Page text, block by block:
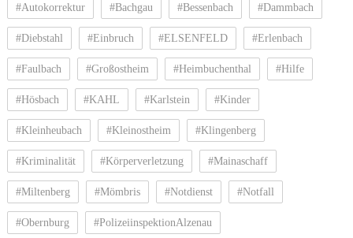
#Autokorrektur #Bachgau #Bessenbach #Dammbach
#Diebstahl #Einbruch #ELSENFELD #Erlenbach
#Faulbach #Großostheim #Heimbuchenthal #Hilfe
#Hösbach #KAHL #Karlstein #Kinder
#Kleinheubach #Kleinostheim #Klingenberg
#Kriminalität #Körperverletzung #Mainaschaff
#Miltenberg #Mömbris #Notdienst #Notfall
#Obernburg #PolizeiinspektionAlzenau